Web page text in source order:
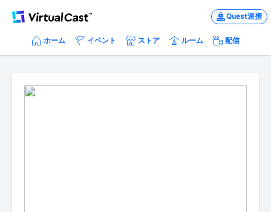
Quest連携
ホーム イベント ストア ルーム 配信